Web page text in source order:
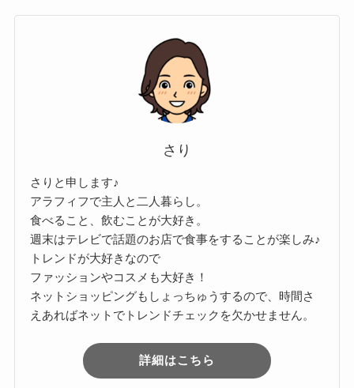
さり
さりと申します♪
アラフィフで主人と二人暮らし。
食べること、飲むことが大好き。
週末はテレビで話題のお店で食事をすることが楽しみ♪
トレンドが大好きなので
ファッションやコスメも大好き！
ネットショッピングもしょっちゅうするので、時間さ
えあればネットでトレンドチェックを欠かせません。
詳細はこちら